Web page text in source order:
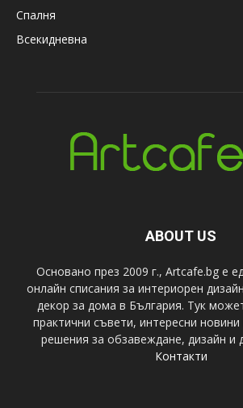
Спалня
Всекидневна
ABOUT US
Основано през 2009 г., Artcafe.bg е
онлайн списания за интериорен
декор за дома в България. Тук
практични съвети, интересни
решения за обзавеждане, дизайн и
Контакти